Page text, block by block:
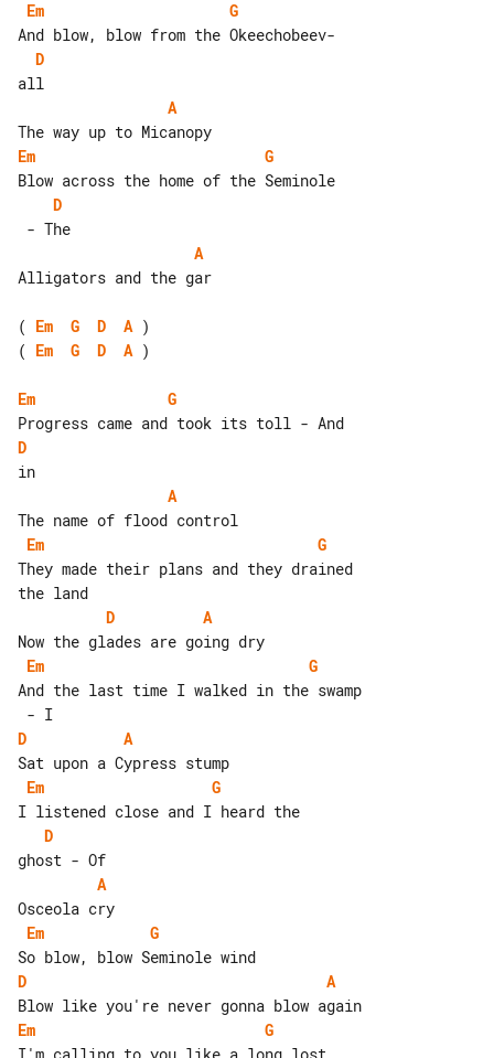
Em
G
D
A
Em
G
D
A
Alligators and the gar
( Em G D A
( Em G D A )
Em
G
D
A
Em
G
They made their plans and they drained
D
A
Em
G
And the last time I walked in the swamp
D
A
Em
G
D
A
Em
G
D
A
Em
G